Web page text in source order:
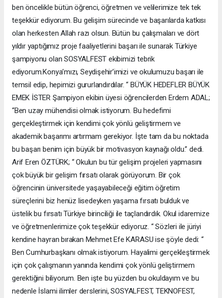
ben öncelikle bütün öğrenci, öğretmen ve velilerimize tek tek
teşekkür ediyorum. Bu gelişim sürecinde ve başarılarda katkısı
olan herkesten Allah razı olsun. Bütün bu çalışmaları ve dört
yıldır yaptığımız proje faaliyetlerini başarı ile sunarak Türkiye
şampiyonu olan SOSYALFEST ekibimizi tebrik
ediyorum.Konya’mızı, Seydişehir’imizi ve okulumuzu başarı ile
temsil edip, hepimizi gururlandırdılar. “ BÜYÜK HEDEFLER BÜYÜK
EMEK İSTER Şampiyon ekibin üyesi öğrencilerden Erdem ADAL;
“Ben uzay mühendisi olmak istiyorum. Bu hedefimi
gerçekleştirmek için kendimi çok yönlü geliştirmem ve
akademik başarımı artırmam gerekiyor. İşte tam da bu noktada
bu başarı benim için büyük bir motivasyon kaynağı oldu.” dedi.
Arif Eren ÖZTÜRK; “ Okulun bu tür gelişim projeleri yapmasını
çok büyük bir gelişim fırsatı olarak görüyorum. Bir çok
öğrencinin üniversitede yaşayabileceği eğitim öğretim
süreçlerini biz henüz lisedeyken yaşama fırsatı bulduk ve
üstelik bu fırsatı Türkiye birinciliği ile taçlandırdık. Okul idaremize
ve öğretmenlerimize çok teşekkür ediyoruz. “ Sözleri ile jüriyi
kendine hayran bırakan Mehmet Efe KARASU ise şöyle dedi: “
Ben Cumhurbaşkanı olmak istiyorum. Hayalimi gerçekleştirmek
için çok çalışmanın yanında kendimi çok yönlü geliştirmem
gerektiğini biliyorum. Ben işte bu yüzden bu okuldayım ve bu
nedenle İslami ilimler derslerini, SOSYALFEST, TEKNOFEST,